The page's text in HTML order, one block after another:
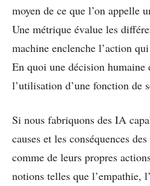
moyen de ce que l’on appelle
Une métrique évalue les
machine enclenche l’action
En quoi une décision
l’utilisation d’une fonction de
Si nous fabriquons des IA
causes et les conséquences
comme de leurs propres
notions telles que l’empathie,